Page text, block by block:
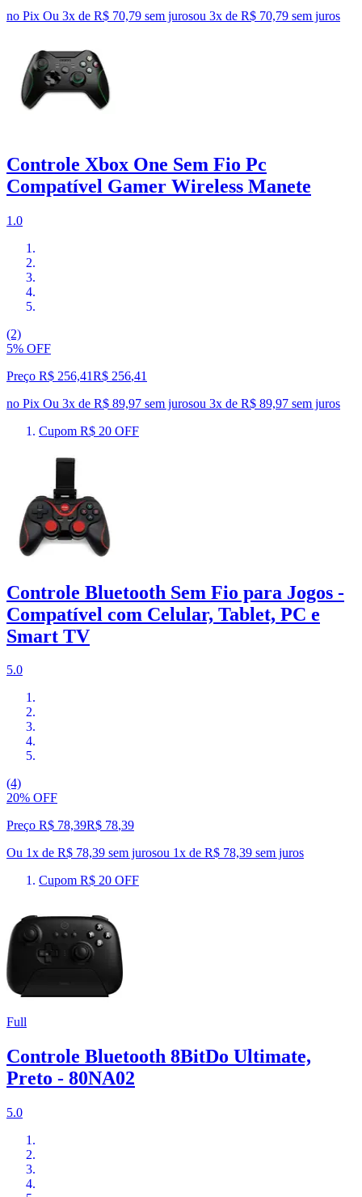
no Pix Ou 3x de R$ 70,79 sem jurosou 3x de R$ 70,79 sem juros
Controle Xbox One Sem Fio Pc
Compatível Gamer Wireless Manete
1.0
(2)
5% OFF
Preço R$ 256,41R$ 256,41
no Pix Ou 3x de R$ 89,97 sem jurosou 3x de R$ 89,97 sem juros
Cupom R$ 20 OFF
Controle Bluetooth Sem Fio para Jogos -
Compatível com Celular, Tablet, PC e
Smart TV
5.0
(4)
20% OFF
Preço R$ 78,39R$ 78,39
Ou 1x de R$ 78,39 sem jurosou 1x de R$ 78,39 sem juros
Cupom R$ 20 OFF
Full
Controle Bluetooth 8BitDo Ultimate,
Preto - 80NA02
5.0